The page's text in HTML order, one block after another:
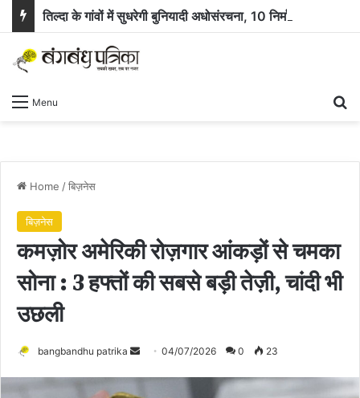
Menu
Home /बिज़नेस
बिज़नेस
कमज़ोर अमेरिकी रोज़गार आंकड़ों से चमका
सोना : 3 हफ्तों की सबसे बड़ी तेज़ी, चांदी भी
उछली
bangbandhu patrika
Send04/07/2026 0 23